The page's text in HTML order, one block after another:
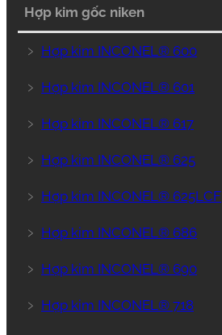
Hợp kim gốc niken
﹥ Hợp kim INCONEL® 600
﹥ Hợp kim INCONEL® 601
﹥ Hợp kim INCONEL® 617
﹥ Hợp kim INCONEL® 625
﹥ Hợp kim INCONEL® 625LCF
﹥ Hợp kim INCONEL® 686
﹥ Hợp kim INCONEL® 690
﹥ Hợp kim INCONEL® 718